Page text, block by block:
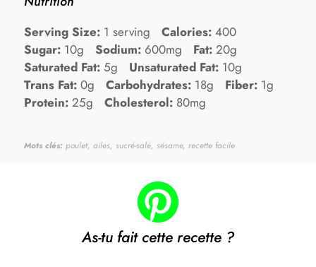
Serving Size: 1 serving Calories: 400
Sugar: 10g Sodium: 600mg Fat: 20g
Saturated Fat: 5g Unsaturated Fat: 10g
Trans Fat: 0g Carbohydrates: 18g Fiber: 1g
Protein: 25g Cholesterol: 80mg
Mots clés: poulet, ailes, sucré-salé, sésame, recette facile
As-tu fait cette recette ?